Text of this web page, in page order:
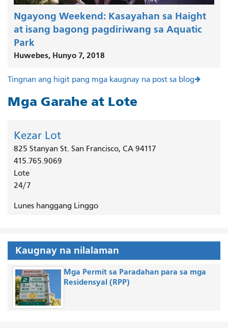
Ngayong Weekend: Kasayahan sa Haight
at isang bagong pagdiriwang sa Aquatic
Park
Huwebes, Hunyo 7, 2018
Tingnan ang higit pang mga kaugnay na post sa blog
Mga Garahe at Lote
Kezar Lot
825 Stanyan St. San Francisco, CA 94117
415.765.9069
Lote
24/7
Lunes hanggang Linggo
Kaugnay na nilalaman
Mga Permit sa Paradahan para sa mga
Residensyal (RPP)